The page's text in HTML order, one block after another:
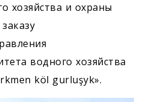
хозяйства и охраны
водного хозяйства
köl gurluşyk».